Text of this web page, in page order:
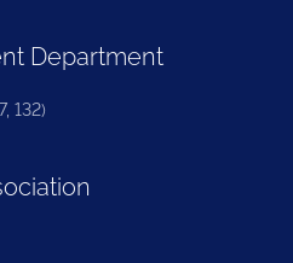
Department
132)